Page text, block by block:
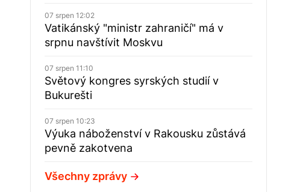
07 srpen 12:02
Vatikánský "ministr zahraničí" má v
srpnu navštívit Moskvu
07 srpen 11:10
Světový kongres syrských studií v
Bukurešti
07 srpen 10:23
Výuka náboženství v Rakousku zůstává
pevně zakotvena
Všechny zprávy